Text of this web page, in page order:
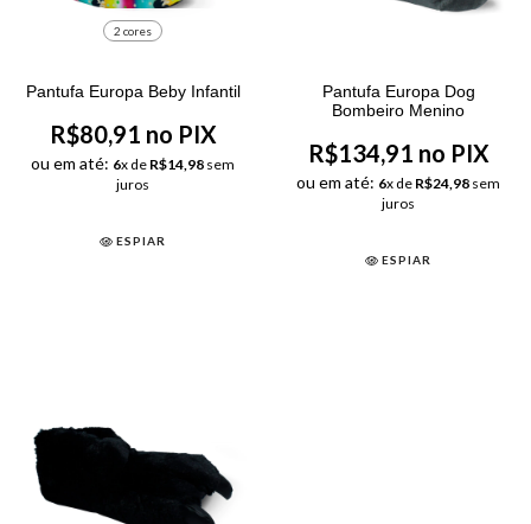
2 cores
Pantufa Europa Beby Infantil
R$80,91 no PIX
ou em até: 6x de R$14,98 sem
juros
ESPIAR
Pantufa Europa Dog
Bombeiro Menino
R$134,91 no PIX
ou em até: 6x de R$24,98 sem
juros
ESPIAR